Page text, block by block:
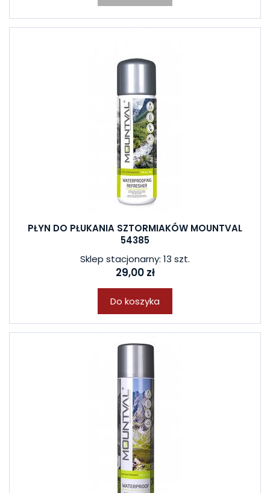
PŁYN DO PŁUKANIA SZTORMIAKÓW MOUNTVAL
54385
Sklep stacjonarny: 13 szt.
29,00 zł
Do koszyka